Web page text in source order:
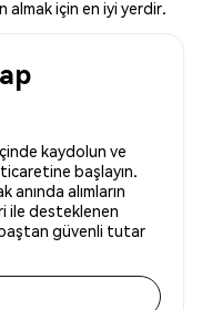
almak için en iyi yerdir.
kaydolun ve
başlayın.
anında alımların
ile desteklenen
baştan güvenli tutar